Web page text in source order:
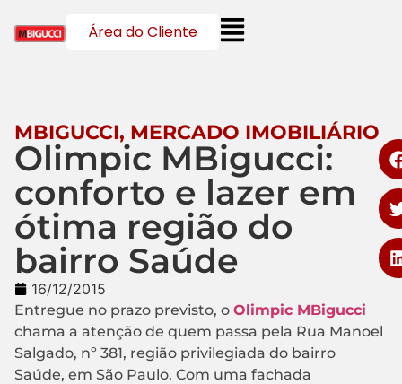
Área do Cliente
MBIGUCCI, MERCADO IMOBILIÁRIO
Olimpic MBigucci:
conforto e lazer em
ótima região do
bairro Saúde
16/12/2015
Entregue no prazo previsto, o Olimpic MBigucci
chama a atenção de quem passa pela Rua Manoel
Salgado, nº 381, região privilegiada do bairro
Saúde, em São Paulo. Com uma fachada